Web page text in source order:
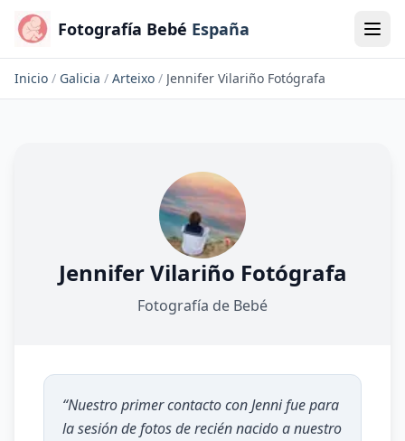
Fotografía Bebé España
Inicio / Galicia / Arteixo / Jennifer Vilariño Fotógrafa
Jennifer Vilariño Fotógrafa
Fotografía de Bebé
“Nuestro primer contacto con Jenni fue para
la sesión de fotos de recién nacido a nuestro